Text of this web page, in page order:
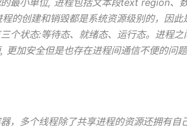
最小单位, 进程包括文本段text region、
的创建和销毁都是系统资源级别的，因此
个状态:等待态、就绪态、运行态。进程
更加安全但是也存在进程间通信不便的问题
，多个线程除了共享进程的资源还拥有自